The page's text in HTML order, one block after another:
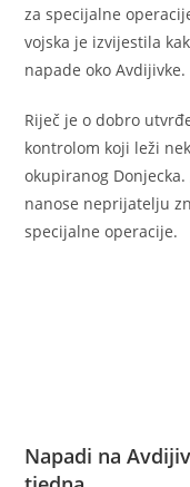
za specijalne
vojska je izvijestila
napade oko Avdijivke.
Riječ je o dobro
kontrolom koji leži
okupiranog
nanose neprijatelju
specijalne operacije.
Napadi na